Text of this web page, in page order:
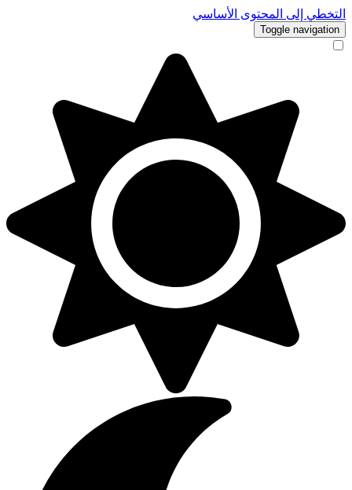
التخطي إلى المحتوى الأساسي
Toggle navigation